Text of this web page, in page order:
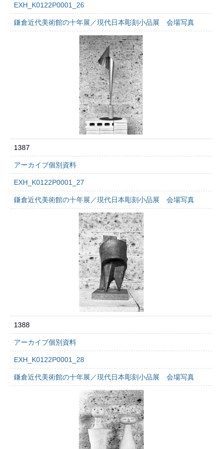
EXH_K0122P0001_26
鎌倉近代美術館の十年展／現代日本彫刻小品展 会場写真
1387
アーカイブ個別資料
EXH_K0122P0001_27
鎌倉近代美術館の十年展／現代日本彫刻小品展 会場写真
1388
アーカイブ個別資料
EXH_K0122P0001_28
鎌倉近代美術館の十年展／現代日本彫刻小品展 会場写真